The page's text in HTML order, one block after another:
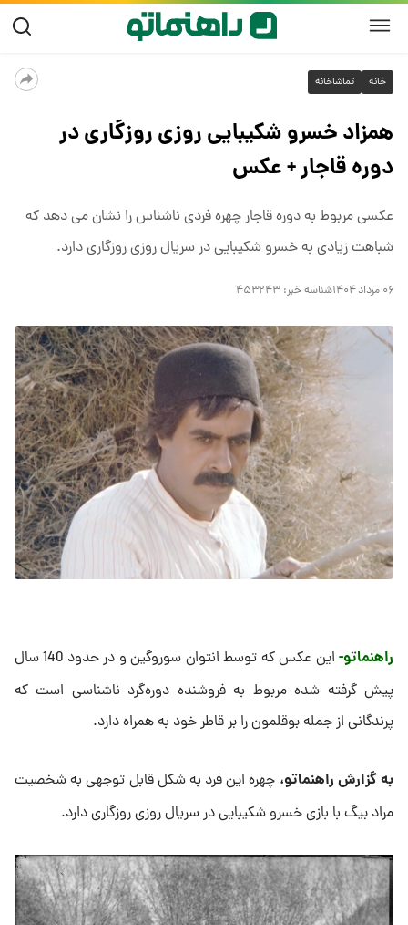
خانه تماشاخانه
همزاد خسرو شکیبایی روزی روزگاری در
دوره قاجار + عکس
عکسی مربوط به دوره قاجار چهره فردی ناشناس را نشان می دهد که
شباهت زیادی به خسرو شکیبایی در سریال روزی روزگاری دارد.
۰۶ مرداد ۱۴۰۴ شناسه خبر: ۴۵۳۲۴۳
راهنماتو-
این عکس که توسط انتوان سوروگین و در حدود 140 سال
پیش گرفته شده مربوط به فروشنده دوره‌گرد ناشناسی است که
پرندگانی از جمله بوقلمون را بر قاطر خود به همراه دارد.
به گزارش راهنماتو، چهره این فرد به شکل قابل توجهی به شخصیت
مراد بیگ با بازی خسرو شکیبایی در سریال روزی روزگاری دارد.